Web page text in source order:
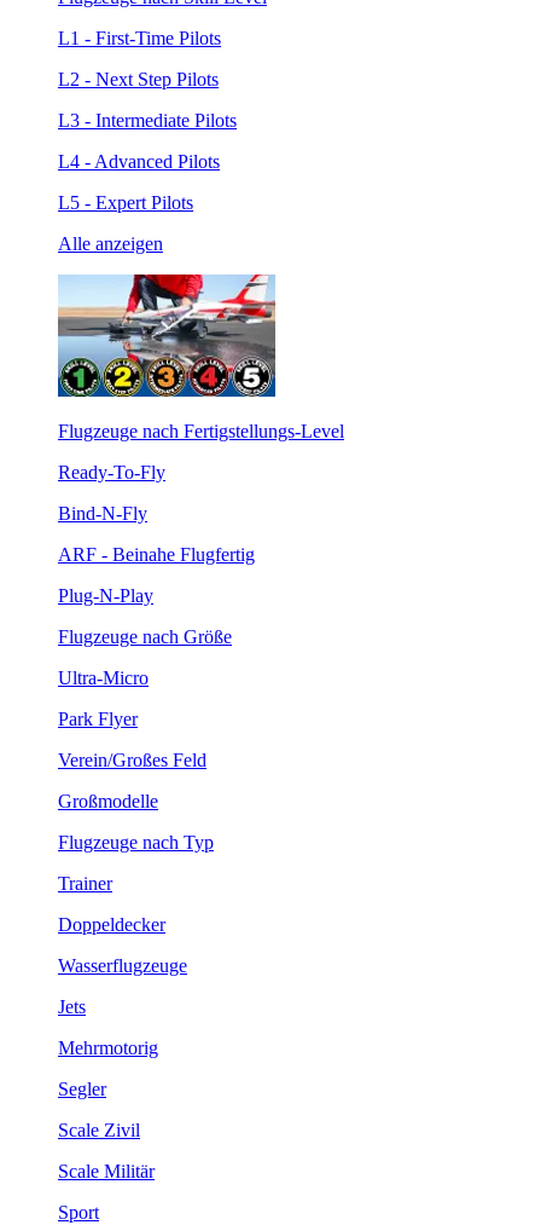
L1 - First-Time Pilots
L2 - Next Step Pilots
L3 - Intermediate Pilots
L4 - Advanced Pilots
L5 - Expert Pilots
Alle anzeigen
Flugzeuge nach Fertigstellungs-Level
Ready-To-Fly
Bind-N-Fly
ARF - Beinahe Flugfertig
Plug-N-Play
Flugzeuge nach Größe
Ultra-Micro
Park Flyer
Verein/Großes Feld
Großmodelle
Flugzeuge nach Typ
Trainer
Doppeldecker
Wasserflugzeuge
Jets
Mehrmotorig
Segler
Scale Zivil
Scale Militär
Sport